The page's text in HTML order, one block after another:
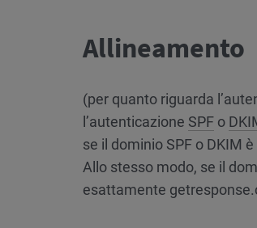
Allineamento
(per quanto riguarda
l’autenticazione SPF o
se il dominio SPF o DKIM
Allo stesso modo, se il
esattamente